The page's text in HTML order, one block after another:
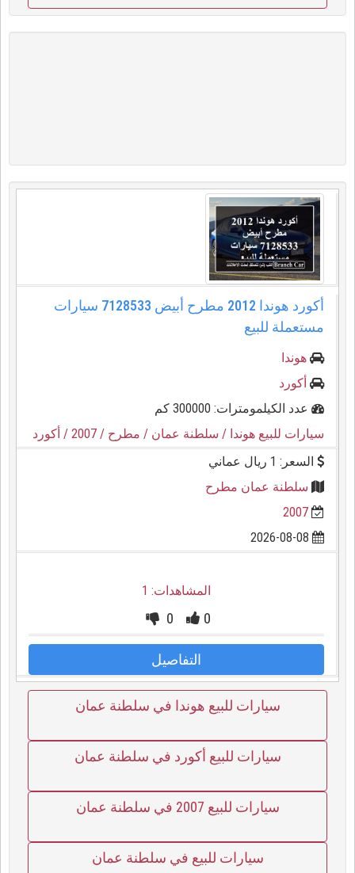
أكورد هوندا 2012 مطرح أبيض 7128533 سيارات
مستعملة للبيع
هوندا
أكورد
عدد الكيلمومترات: 300000 كم
سيارات للبيع هوندا / سلطنة عمان / مطرح / 2007
/ أكورد
السعر: 1 ريال عماني
سلطنة عمان مطرح
2007
المشاهدات: 1
0
0
التفاصيل
سيارات للبيع هوندا في سلطنة عمان
سيارات للبيع أكورد في سلطنة عمان
سيارات للبيع 2007 في سلطنة عمان
سيارات للبيع في سلطنة عمان